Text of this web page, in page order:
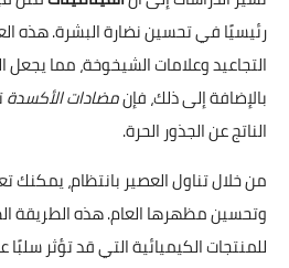
رئيسيًا في تحسين نضارة البشرة. هذه
التجاعيد وعلامات الشيخوخة، مما يجعل
بالإضافة إلى ذلك، فإنمضادات الأكسدة
الناتج عن الجذور الحرة.
من خلال تناول العصير بانتظام، يمكنك
وتحسين مظهرها العام. هذه الطريقة
للمنتجات الكيميائية التي قد تؤثر سلبًا